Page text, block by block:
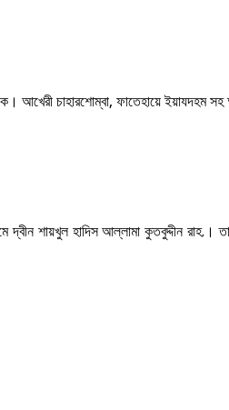
আখেরী চাহারশোম্বা, ফাতেহায়ে ইয়াযদহম
দ্বীন শায়খুল হাদিস আল্লামা কুতবুদ্দীন রাহ.।